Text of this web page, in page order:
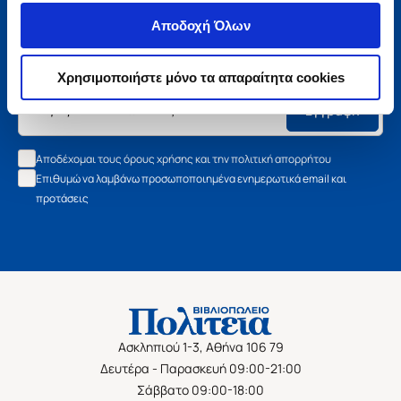
Αποδοχή Όλων
Χρησιμοποιήστε μόνο τα απαραίτητα cookies
Μάθετε τα νέα της Πολιτείας
Εγγραφείτε στο newsletter μας και μάθετε πρώτοι όλα τα
νέα βιβλία, τις εξαιρετικές τιμές και τις εκδηλώσεις μας.
Εγγραφή
Αποδέχομαι τους όρους χρήσης και την πολιτική απορρήτου
Επιθυμώ να λαμβάνω προσωποποιημένα ενημερωτικά email και
προτάσεις
Ασκληπιού 1-3, Αθήνα 106 79
Δευτέρα - Παρασκευή 09:00-21:00
Σάββατο 09:00-18:00